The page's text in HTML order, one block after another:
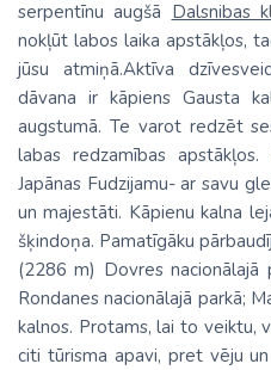
serpentīnu augšā Dalsnibas
nokļūt labos laika apstākļos,
jūsu atmiņā.Aktīva
dāvana ir kāpiens Gausta
augstumā. Te varot redzēt
labas redzamības
Japānas Fudzijamu- ar savu
un majestāti. Kāpienu kalna
šķindoņa. Pamatīgāku
(2286 m) Dovres nacionālajā
Rondanes nacionālajā parkā;
kalnos. Protams, lai to veiktu,
citi tūrisma apavi, pret vēju